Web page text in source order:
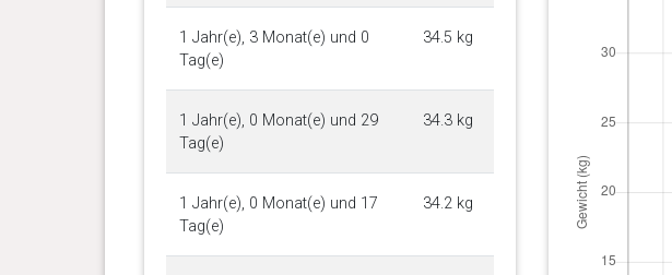
1 Jahr(e), 3 Monat(e) und 0
Tag(e)
34.5 kg
1 Jahr(e), 0 Monat(e) und 29
Tag(e)
34.3 kg
1 Jahr(e), 0 Monat(e) und 17
Tag(e)
34.2 kg